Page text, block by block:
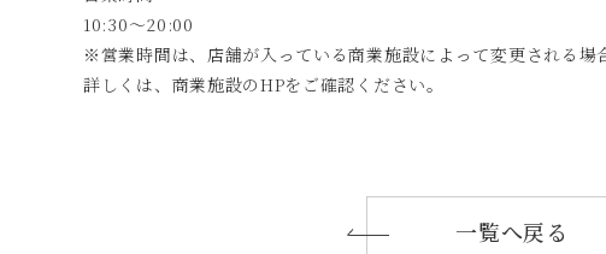
10:30～20:00
※営業時間は、店舗が入っている商業施設によって変更される場
詳しくは、商業施設のHPをご確認ください。
一覧へ戻る